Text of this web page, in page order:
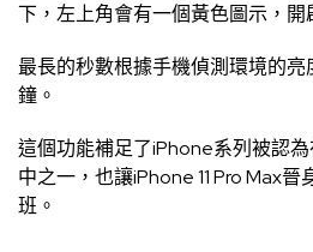
下，左上角會有一個黃色圖示，開
最長的秒數根據手機偵測環境的
鐘。
這個功能補足了iPhone系列被認
中之一，也讓iPhone 11 Pro Max
班。